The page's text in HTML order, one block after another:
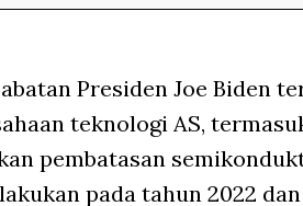
Presiden Joe Biden
teknologi AS,
pembatasan
pada tahun 2022